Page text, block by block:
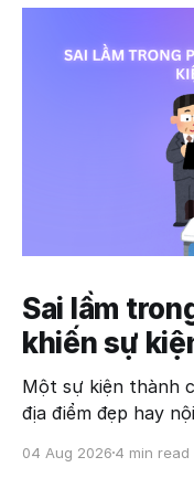
Sai lầm
khiến sự
Một sự kiện thành
địa điểm đẹp hay
nhiều sự cố trong
04 Aug 2026 4 min read